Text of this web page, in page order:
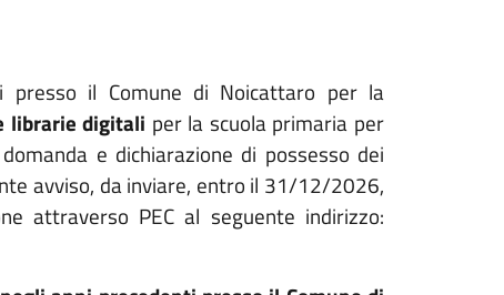
presso il Comune di Noicattaro per la
librarie digitali per la scuola primaria per
e dichiarazione di possesso dei
avviso, da inviare, entro il 31/12/2026,
attraverso PEC al seguente indirizzo: